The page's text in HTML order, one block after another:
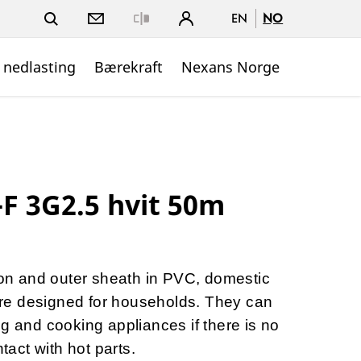
EN NO
Bærekraft Nexans Norge
3G2.5 hvit 50m
and outer sheath in PVC, domestic
designed for households. They can
and cooking appliances if there is no
with hot parts.